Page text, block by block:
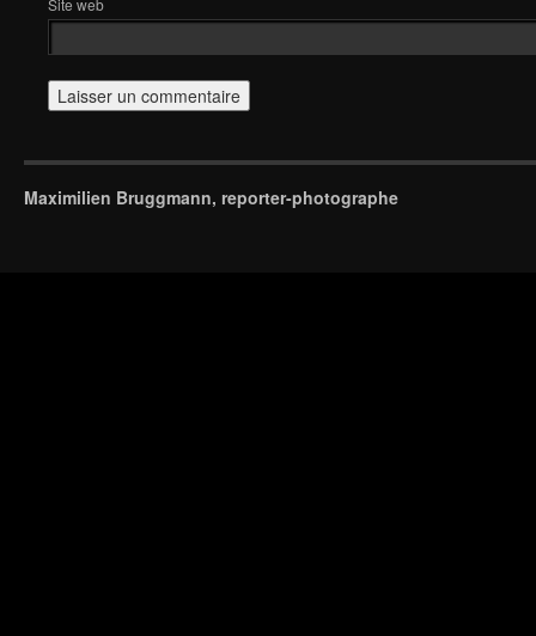
Site web
Maximilien Bruggmann, reporter-photographe